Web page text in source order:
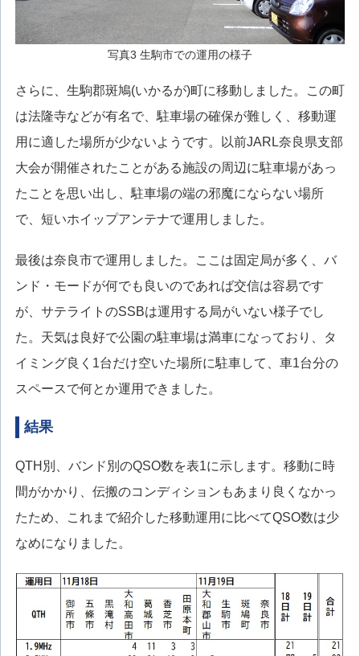
写真3 生駒市での運用の様子
さらに、生駒郡斑鳩(いかるが)町に移動しました。この町
は法隆寺などが有名で、駐車場の確保が難しく、移動運
用に適した場所が少ないようです。以前JARL奈良県支部
大会が開催されたことがある施設の周辺に駐車場があっ
たことを思い出し、駐車場の端の邪魔にならない場所
で、短いホイップアンテナで運用しました。
最後は奈良市で運用しました。ここは固定局が多く、バ
ンド・モードが何でも良いのであれば交信は容易です
が、サテライトのSSBは運用する局がいない様子でし
た。天気は良好で公園の駐車場は満車になっており、タ
イミング良く1台だけ空いた場所に駐車して、車1台分の
スペースで何とか運用できました。
結果
QTH別、バンド別のQSO数を表1に示します。移動に時
間がかかり、伝搬のコンディションもあまり良くなかっ
たため、これまで紹介した移動運用に比べてQSO数は少
なめになりました。